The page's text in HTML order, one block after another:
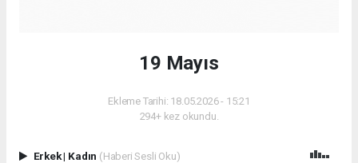
19 Mayıs
Ekleme Tarihi: 18.05.2026 - 15:21
294+ kez okundu.
Erkek| Kadın (Haberi Sesli Oku)